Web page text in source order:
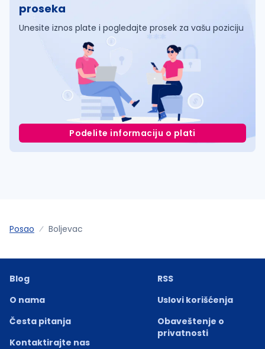
proseka
Unesite iznos plate i pogledajte prosek za vašu poziciju
Podelite informaciju o plati
Posao Boljevac
Blog
O nama
Česta pitanja
Kontaktirajte nas
RSS
Uslovi korišćenja
Obaveštenje o
privatnosti